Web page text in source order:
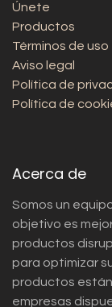
Únete
Productos
Términos de uso
Aviso legal
Política de
Política de
Acerca de
Somos un
objetivo es
productos
para optimizar
productos
empresas